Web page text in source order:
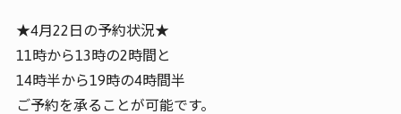
★4月22日の予約状況★
11時から13時の2時間と
14時半から19時の4時間半
ご予約を承ることが可能です。